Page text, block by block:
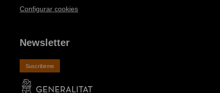
Configurar cookies
Newsletter
Suscribirme